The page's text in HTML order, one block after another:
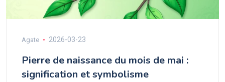
Agate 2026-03-23
Pierre de naissance du mois de mai :
signification et symbolisme